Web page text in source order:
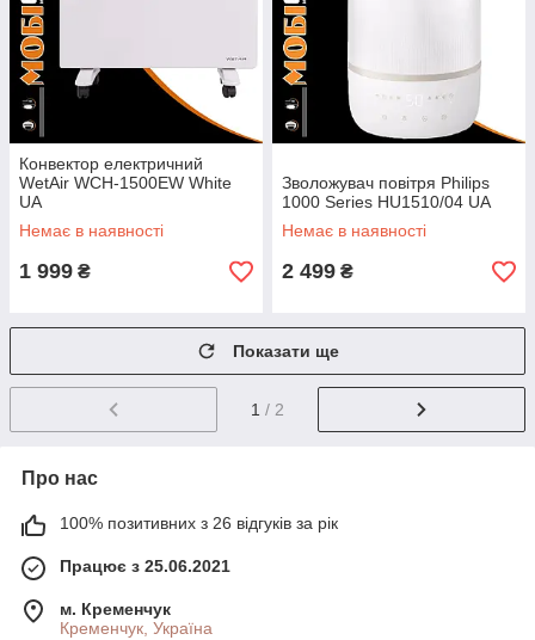
Конвектор електричний
WetAir WCH-1500EW White
UA
Немає в наявності
1 999 ₴
Зволожувач повітря Philips
1000 Series HU1510/04 UA
Немає в наявності
2 499 ₴
Показати ще
1 / 2
Про нас
100% позитивних з 26 відгуків за рік
Працює з 25.06.2021
м. Кременчук
Кременчук, Україна